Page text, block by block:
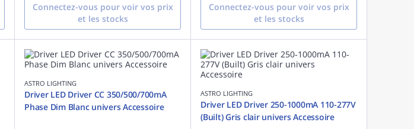
Connectez-vous pour voir vos prix
et les stocks
Connectez-vous pour voir vos prix
et les stocks
ASTRO LIGHTING
Driver LED Driver CC 350/500/700mA
Phase Dim Blanc univers Accessoire
ASTRO LIGHTING
Driver LED Driver 250-1000mA 110-277V
(Built) Gris clair univers Accessoire